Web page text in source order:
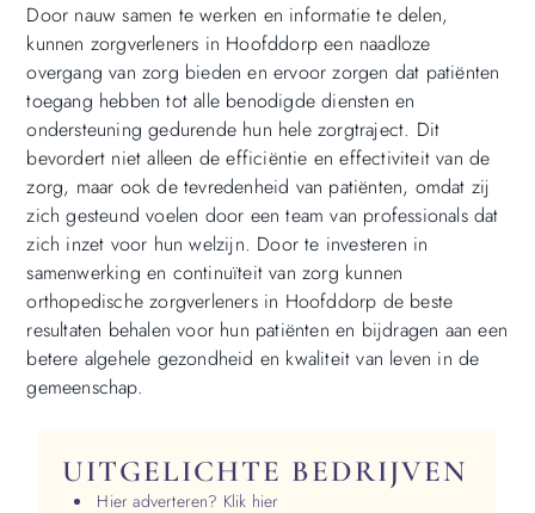
Door nauw samen te werken en informatie te delen,
kunnen zorgverleners in Hoofddorp een naadloze
overgang van zorg bieden en ervoor zorgen dat patiënten
toegang hebben tot alle benodigde diensten en
ondersteuning gedurende hun hele zorgtraject. Dit
bevordert niet alleen de efficiëntie en effectiviteit van de
zorg, maar ook de tevredenheid van patiënten, omdat zij
zich gesteund voelen door een team van professionals dat
zich inzet voor hun welzijn. Door te investeren in
samenwerking en continuïteit van zorg kunnen
orthopedische zorgverleners in Hoofddorp de beste
resultaten behalen voor hun patiënten en bijdragen aan een
betere algehele gezondheid en kwaliteit van leven in de
gemeenschap.
UITGELICHTE BEDRIJVEN
Hier adverteren? Klik hier